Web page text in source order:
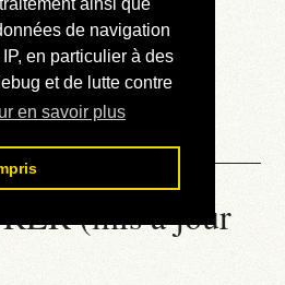
ainsi que
de navigation
en particulier à des
et de lutte contre
en savoir plus
(mis à jour